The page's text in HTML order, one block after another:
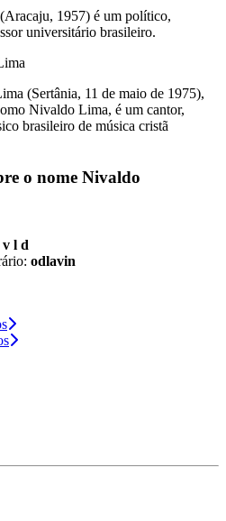
1957) é um político,
universitário brasileiro.
(Sertânia, 11 de maio de 1975),
Nivaldo Lima, é um cantor,
brasileiro de música cristã
o nome Nivaldo
v l d
odlavin